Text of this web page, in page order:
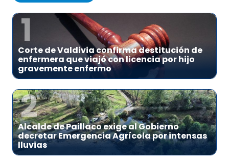
1
Corte de Valdivia confirma destitución de
enfermera que viajó con licencia por hijo
gravemente enfermo
2
Alcalde de Paillaco exige al Gobierno
decretar Emergencia Agrícola por intensas
lluvias